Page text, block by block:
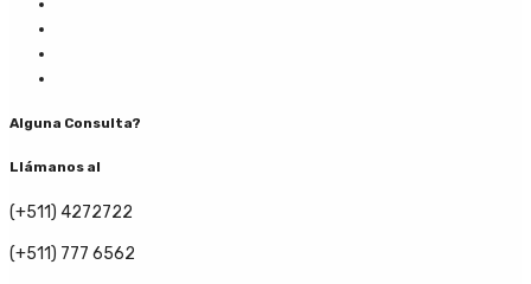
Alguna Consulta?
Llámanos al
(+511) 4272722
(+511) 777 6562